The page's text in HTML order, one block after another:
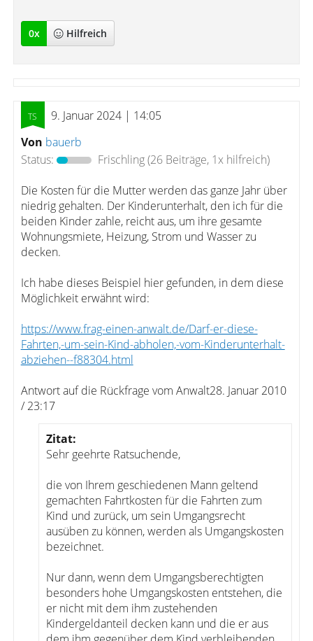
0x Hilfreich
9. Januar 2024 | 14:05
Von bauerb
Status:
Frischling(26 Beiträge, 1x hilfreich)
Die Kosten für die Mutter werden das ganze Jahr über
niedrig gehalten. Der Kinderunterhalt, den ich für die
beiden Kinder zahle, reicht aus, um ihre gesamte
Wohnungsmiete, Heizung, Strom und Wasser zu
decken.
Ich habe dieses Beispiel hier gefunden, in dem diese
Möglichkeit erwähnt wird:
https://www.frag-einen-anwalt.de/Darf-er-diese-
Fahrten,-um-sein-Kind-abholen,-vom-Kinderunterhalt-
abziehen--f88304.html
Antwort auf die Rückfrage vom Anwalt28. Januar 2010
/ 23:17
Zitat:
Sehr geehrte Ratsuchende,
die von Ihrem geschiedenen Mann geltend
gemachten Fahrtkosten für die Fahrten zum
Kind und zurück, um sein Umgangsrecht
ausüben zu können, werden als Umgangskosten
bezeichnet.
Nur dann, wenn dem Umgangsberechtigten
besonders hohe Umgangskosten entstehen, die
er nicht mit dem ihm zustehenden
Kindergeldanteil decken kann und die er aus